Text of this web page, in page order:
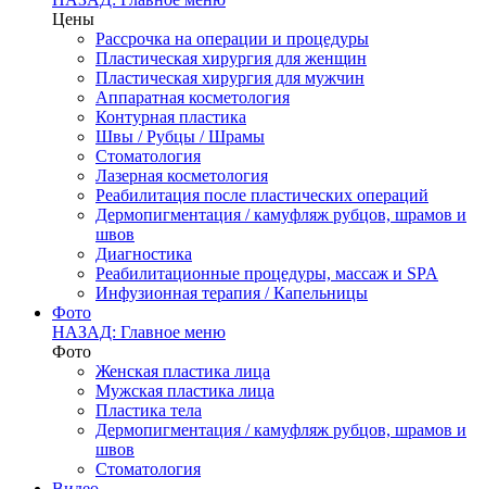
Цены
Рассрочка на операции и процедуры
Пластическая хирургия для женщин
Пластическая хирургия для мужчин
Аппаратная косметология
Контурная пластика
Швы / Рубцы / Шрамы
Стоматология
Лазерная косметология
Реабилитация после пластических операций
Дермопигментация / камуфляж рубцов, шрамов и
швов
Диагностика
Реабилитационные процедуры, массаж и SPA
Инфузионная терапия / Капельницы
Фото
НАЗАД: Главное меню
Фото
Женская пластика лица
Мужская пластика лица
Пластика тела
Дермопигментация / камуфляж рубцов, шрамов и
швов
Стоматология